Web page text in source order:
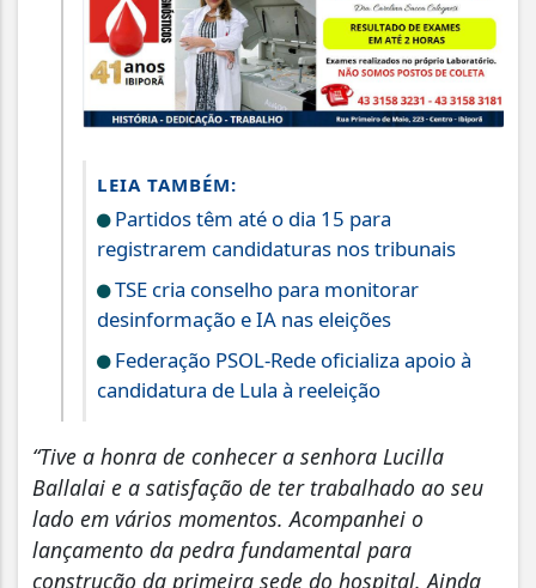
LEIA TAMBÉM:
Partidos têm até o dia 15 para
registrarem candidaturas nos tribunais
TSE cria conselho para monitorar
desinformação e IA nas eleições
Federação PSOL-Rede oficializa apoio à
candidatura de Lula à reeleição
“Tive a honra de conhecer a senhora Lucilla
Ballalai e a satisfação de ter trabalhado ao seu
lado em vários momentos. Acompanhei o
lançamento da pedra fundamental para
construção da primeira sede do hospital. Ainda